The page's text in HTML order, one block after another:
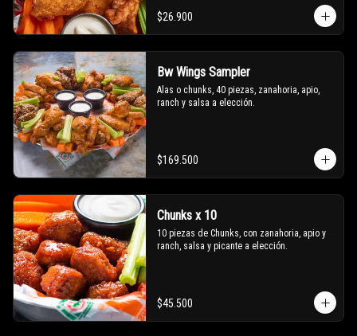
$26.900
Bw Wings Sampler
Alas o chunks, 40 piezas, zanahoria, apio,
ranch y salsa a elección.
$169.500
Chunks x 10
10 piezas de Chunks, con zanahoria, apio y
ranch, salsa y picante a elección.
$45.500